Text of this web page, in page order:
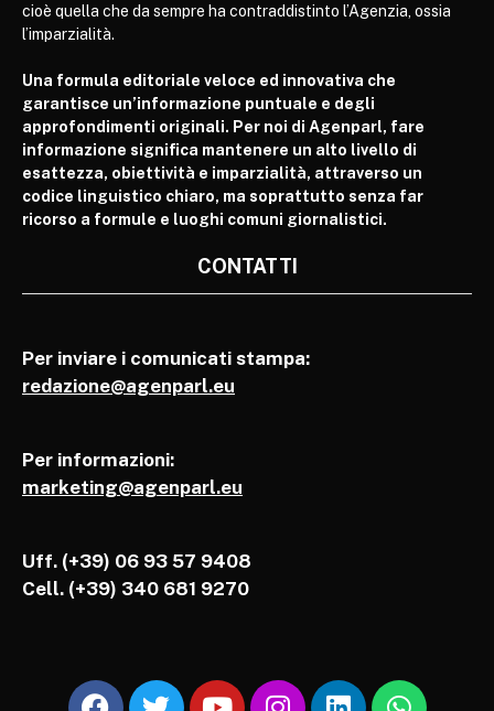
cioè quella che da sempre ha contraddistinto l’Agenzia, ossia
l’imparzialità.
Una formula editoriale veloce ed innovativa che
garantisce un’informazione puntuale e degli
approfondimenti originali. Per noi di Agenparl, fare
informazione significa mantenere un alto livello di
esattezza, obiettività e imparzialità, attraverso un
codice linguistico chiaro, ma soprattutto senza far
ricorso a formule e luoghi comuni giornalistici.
CONTATTI
Per inviare i comunicati stampa:
redazione@agenparl.eu
Per informazioni:
marketing@agenparl.eu
Uff. (+39) 06 93 57 9408
Cell. (+39) 340 681 9270